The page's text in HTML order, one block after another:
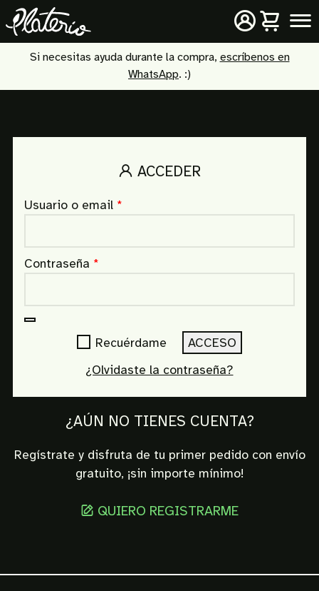
Skip
to
content
Si necesitas ayuda durante la compra, escríbenos en
WhatsApp. :)
ACCEDER
Usuario o email *
Contraseña *
Recuérdame
ACCESO
¿Olvidaste la contraseña?
¿AÚN NO TIENES CUENTA?
Regístrate y disfruta de tu primer pedido con envío
gratuito, ¡sin importe mínimo!
QUIERO REGISTRARME